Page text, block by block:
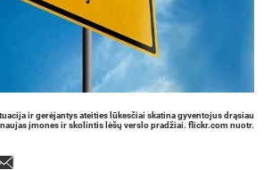
ir gerėjantys ateities lūkesčiai skatina gyventojus drąsiau
įmones ir skolintis lėšų verslo pradžiai. flickr.com nuotr.